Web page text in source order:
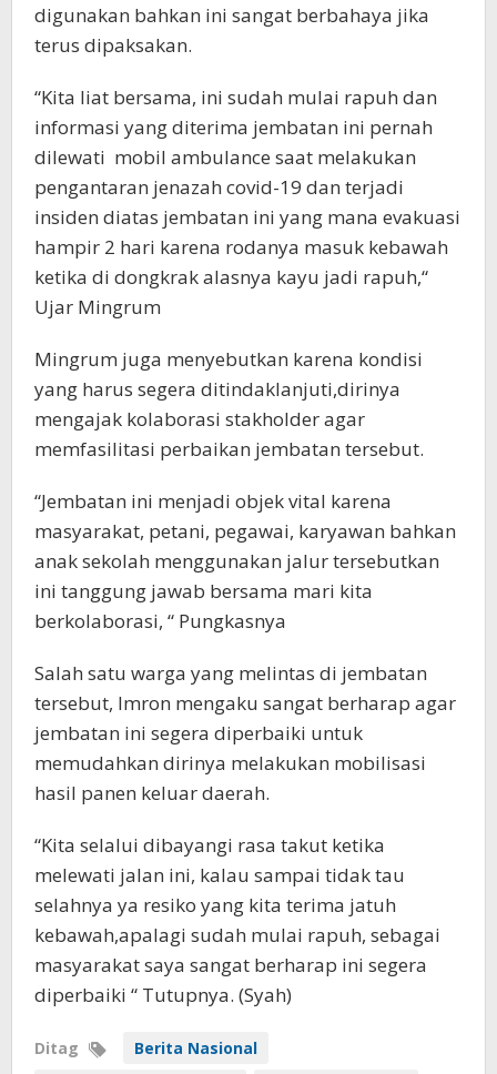
digunakan bahkan ini sangat berbahaya jika
terus dipaksakan.
“Kita liat bersama, ini sudah mulai rapuh dan
informasi yang diterima jembatan ini pernah
dilewati mobil ambulance saat melakukan
pengantaran jenazah covid-19 dan terjadi
insiden diatas jembatan ini yang mana evakuasi
hampir 2 hari karena rodanya masuk kebawah
ketika di dongkrak alasnya kayu jadi rapuh,“
Ujar Mingrum
Mingrum juga menyebutkan karena kondisi
yang harus segera ditindaklanjuti,dirinya
mengajak kolaborasi stakholder agar
memfasilitasi perbaikan jembatan tersebut.
“Jembatan ini menjadi objek vital karena
masyarakat, petani, pegawai, karyawan bahkan
anak sekolah menggunakan jalur tersebutkan
ini tanggung jawab bersama mari kita
berkolaborasi, “ Pungkasnya
Salah satu warga yang melintas di jembatan
tersebut, Imron mengaku sangat berharap agar
jembatan ini segera diperbaiki untuk
memudahkan dirinya melakukan mobilisasi
hasil panen keluar daerah.
“Kita selalui dibayangi rasa takut ketika
melewati jalan ini, kalau sampai tidak tau
selahnya ya resiko yang kita terima jatuh
kebawah,apalagi sudah mulai rapuh, sebagai
masyarakat saya sangat berharap ini segera
diperbaiki “ Tutupnya. (Syah)
Ditag
Berita Nasional